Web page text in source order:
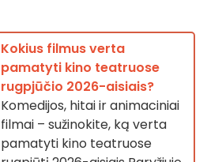
Kokius filmus verta
pamatyti kino teatruose
rugpjūčio 2026-aisiais?
Komedijos, hitai ir animaciniai
filmai – sužinokite, ką verta
pamatyti kino teatruose